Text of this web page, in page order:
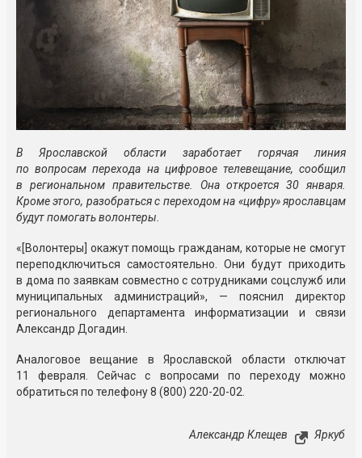
В Ярославской области заработает горячая линия
по вопросам перехода на цифровое телевещание, сообщил
в региональном правительстве. Она откроется 30 января.
Кроме этого, разобраться с переходом на «цифру» ярославцам
будут помогать волонтеры.
«[Волонтеры] окажут помощь гражданам, которые не смогут
переподключиться самостоятельно. Они будут приходить
в дома по заявкам совместно с сотрудниками соцслужб или
муниципальных администраций», — пояснил директор
регионального департамента информатизации и связи
Александр Догадин.
Аналоговое вещание в Ярославской области отключат
11 февраля. Сейчас с вопросами по переходу можно
обратиться по телефону 8 (800) 220-20-02.
Александр Клещев Яркуб